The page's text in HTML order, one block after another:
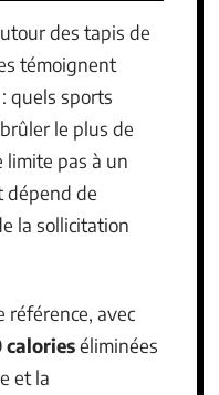
des tapis de
témoignent
quels sports
le plus de
limite pas à un
dépend de
la sollicitation
référence, avec
calorieséliminées
et la